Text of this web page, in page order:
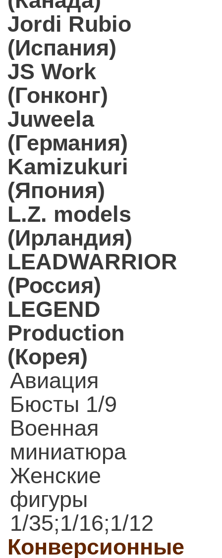
Jordi Rubio
(Испания)
JS Work
(Гонконг)
Juweela
(Германия)
Kamizukuri
(Япония)
L.Z. models
(Ирландия)
LEADWARRIOR
(Россия)
LEGEND
Production
(Корея)
Авиация
Бюсты 1/9
Военная
миниатюра
Женские
фигуры
1/35;1/16;1/12
Конверсионные